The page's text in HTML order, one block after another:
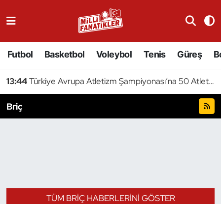
Futbol Basketbol Voleybol Tenis Güreş
13:44Türkiye Avrupa Atletizm Şampiyonası’na 50 Atletle Gidiyor
Briç
TÜM BRIÇ HABERLERINI GÖSTER
Badminton
Binicilik